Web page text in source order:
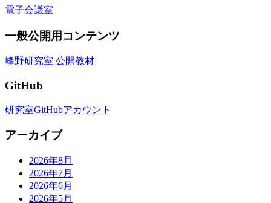
電子会議室
一般公開用コンテンツ
峰野研究室 公開教材
GitHub
研究室GitHubアカウント
アーカイブ
2026年8月
2026年7月
2026年6月
2026年5月